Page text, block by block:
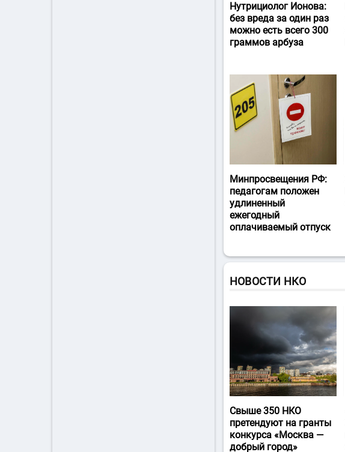
Нутрициолог Ионова:
без вреда за один раз
можно есть всего 300
граммов арбуза
Минпросвещения РФ:
педагогам положен
удлиненный
ежегодный
оплачиваемый отпуск
НОВОСТИ НКО
Свыше 350 НКО
претендуют на гранты
конкурса «Москва —
добрый город»